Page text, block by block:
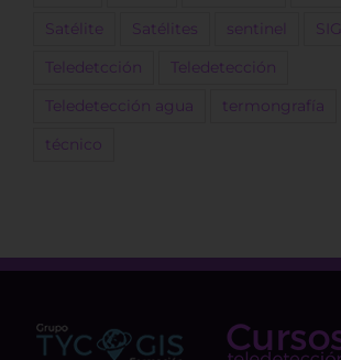
Satélite Satélites sentinel SIG
Teledetcción Teledetección
Teledetección agua termongrafía
técnico